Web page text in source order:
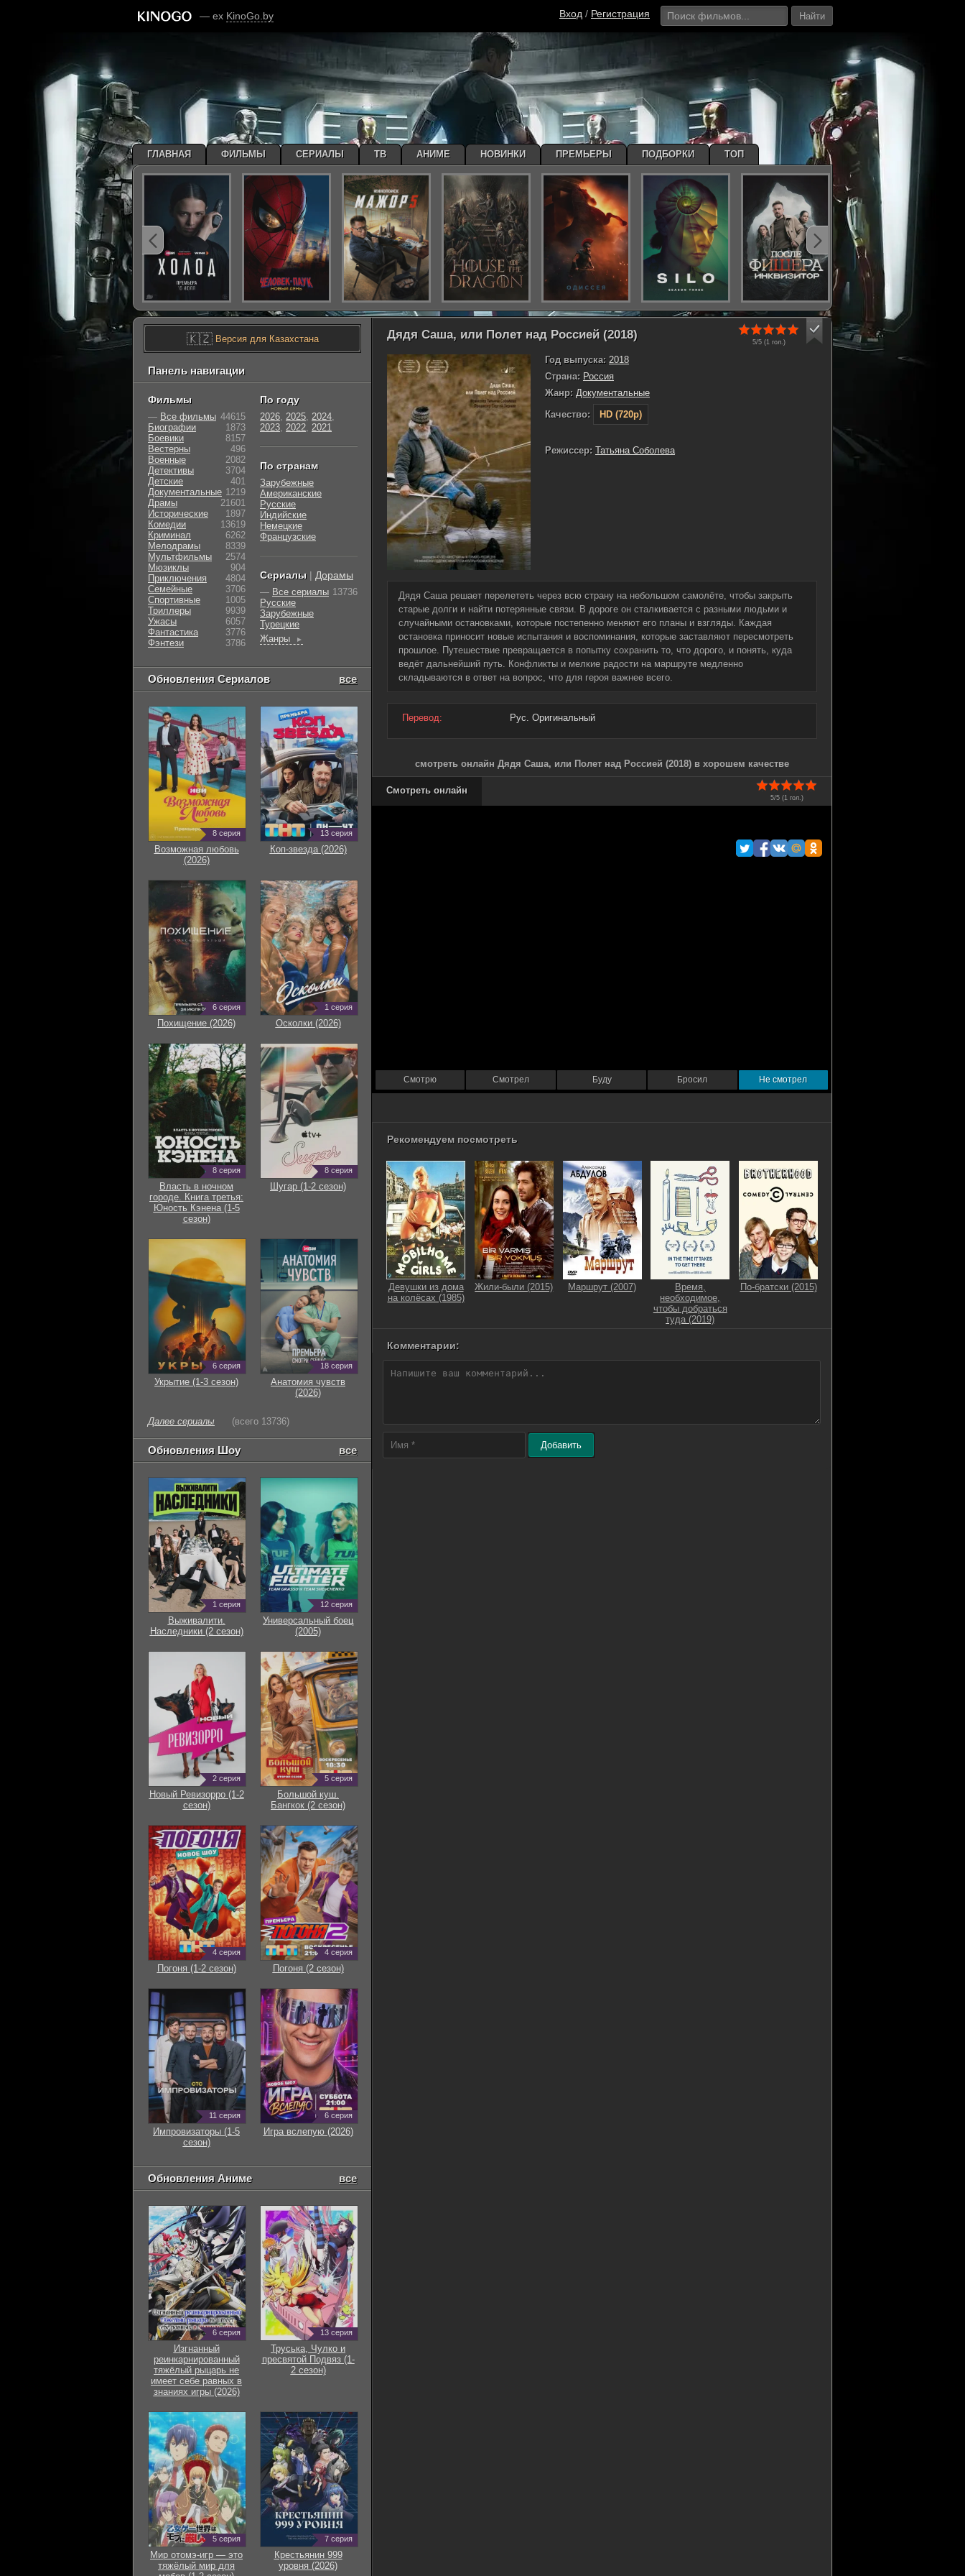
— ex KinoGo.by Вход / Регистрация Найти
Дядя Саша, или Полет над Россией (2018)
5/5 (1гол.)
Год выпуска: 2018
Страна: Россия
Жанр: Документальные
Качество:
HD (720p)
Режиссер: Татьяна Соболева
Дядя Саша решает перелететь через всю страну на небольшом самолёте, чтобы закрыть
старые долги и найти потерянные связи. В дороге он сталкивается с разными людьми и
случайными остановками, которые постепенно меняют его планы и взгляды. Каждая
остановка приносит новые испытания и воспоминания, которые заставляют пересмотреть
прошлое. Путешествие превращается в попытку сохранить то, что дорого, и понять, куда
ведёт дальнейший путь. Конфликты и мелкие радости на маршруте медленно
складываются в ответ на вопрос, что для героя важнее всего.
Перевод: Рус. Оригинальный
смотреть онлайн Дядя Саша, или Полет над Россией (2018) в хорошем качестве
5/5 (1гол.)
Смотреть онлайн
Смотрю Смотрел Буду Бросил Не смотрел
Рекомендуем посмотреть
Девушки из дома
на колёсах (1985)
Жили-были (2015) Маршрут (2007)
Время,
необходимое,
чтобы добраться
туда (2019)
По-братски (2015)
Комментарии:
Добавить
🇰🇿Версия для Казахстана
Панель навигации
Фильмы
— Все фильмы 44615
Биографии
1873
Боевики
8157
Вестерны
496
Военные
2082
Детективы
3704
Детские
401
Документальные 1219
Драмы
21601
Исторические
1897
Комедии
13619
Криминал
6262
Мелодрамы
8339
Мультфильмы
2574
Мюзиклы
904
Приключения
4804
Семейные
3706
Cпортивные
1005
Триллеры
9939
Ужасы
6057
Фантастика
3776
Фэнтези
3786
По году
2026, 2025, 2024,
2023, 2022, 2021
По странам
Зарубежные
Американские
Русские
Индийские
Немецкие
Французские
Сериалы | Дорамы
— Все сериалы 13736
Русские
Зарубежные
Турецкие
Жанры
►
Обновления Сериалов все
8 серия
Возможная любовь
(2026)
13 серия
Коп-звезда (2026)
6 серия
Похищение (2026)
1 серия
Осколки (2026)
8 серия
Власть в ночном
городе. Книга третья:
Юность Кэнена (1-5
сезон)
8 серия
Шугар (1-2 сезон)
6 серия
Укрытие (1-3 сезон)
18 серия
Анатомия чувств
(2026)
Далее сериалы (всего 13736)
Обновления Шоу все
1 серия
Выживалити.
Наследники (2 сезон)
12 серия
Универсальный боец
(2005)
2 серия
Новый Ревизорро (1-2
сезон)
5 серия
Большой куш.
Бангкок (2 сезон)
4 серия
Погоня (1-2 сезон)
4 серия
Погоня (2 сезон)
11 серия
Импровизаторы (1-5
сезон)
6 серия
Игра вслепую (2026)
Обновления Аниме все
6 серия
Изгнанный
реинкарнированный
тяжёлый рыцарь не
имеет себе равных в
знаниях игры (2026)
13 серия
Труська, Чулко и
пресвятой Подвяз (1-
2 сезон)
5 серия
Мир отомэ-игр — это
тяжёлый мир для
7 серия
Крестьянин 999
уровня (2026)
ГЛАВНАЯ ФИЛЬМЫ СЕРИАЛЫ ТВ АНИМЕ НОВИНКИ ПРЕМЬЕРЫ ПОДБОРКИ ТОП